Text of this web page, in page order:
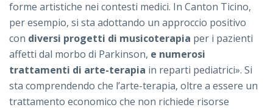
forme artistiche nei contesti medici. In Canton Ticino,
per esempio, si sta adottando un approccio positivo
con diversi progetti di musicoterapia per i pazienti
affetti dal morbo di Parkinson, e numerosi
trattamenti di arte-terapia in reparti pediatrici». Si
sta comprendendo che l’arte-terapia, oltre a essere un
trattamento economico che non richiede risorse